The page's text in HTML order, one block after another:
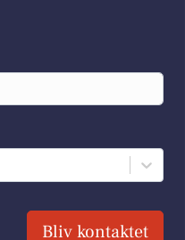
Bliv kontaktet